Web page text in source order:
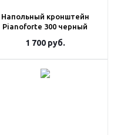
Напольный кронштейн
Pianoforte 300 черный
1 700руб.